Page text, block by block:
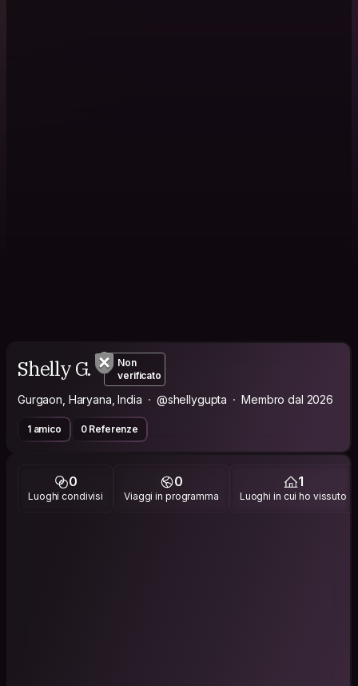
Shelly G.
Non
verificato
Gurgaon, Haryana, India @shellygupta Membro dal 2026
1 amico 0 Referenze
0
Luoghi condivisi
0
Viaggi in programma
1
Luoghi in cui ho vissuto